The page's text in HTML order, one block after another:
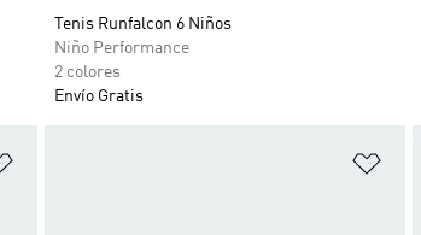
Tenis Runfalcon 6 Niños
Niño Performance
2 colores
Envío Gratis